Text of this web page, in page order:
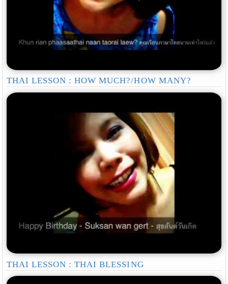
THAI LESSON : HOW MUCH?/HOW MANY?
THAI LESSON : THAI BLESSING